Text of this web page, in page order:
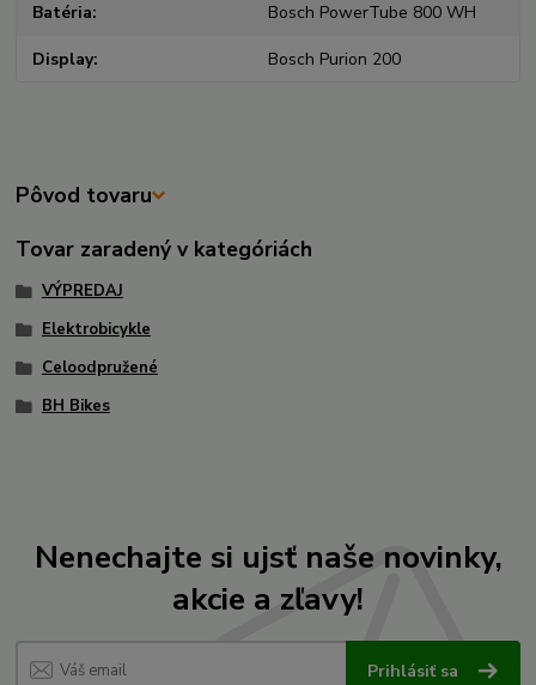
Batéria Bosch PowerTube 800 WH
Display Bosch Purion 200
Pôvod tovaru
Tovar zaradený v kategóriách
VÝPREDAJ
Elektrobicykle
Celoodpružené
BH Bikes
Nenechajte si ujsť naše novinky,
akcie a zľavy!
Prihlásiť sa